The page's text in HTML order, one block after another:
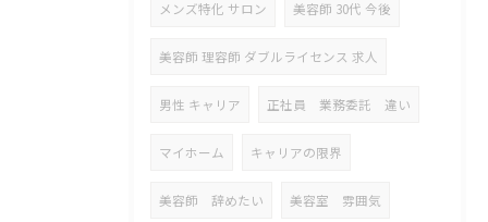
メンズ特化 サロン 美容師 30代 今後
美容師 理容師 ダブルライセンス 求人
男性 キャリア 正社員 業務委託 違い
マイホーム キャリアの限界
美容師 辞めたい 美容室 雰囲気